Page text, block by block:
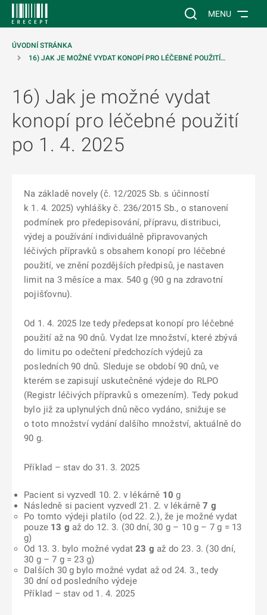
Vyhledávání na
MENU
ÚVODNÍ STRÁNKA
16) JAK JE MOŽNÉ VYDAT KONOPÍ PRO LÉČEBNÉ POUŽITÍ…
16) Jak je možné vydat
konopí pro léčebné použití
po 1. 4. 2025
Na základě novely (č. 12/2025 Sb. s účinností
k 1. 4. 2025) vyhlášky č. 236/2015 Sb., o stanovení
podmínek pro předepisování, přípravu, distribuci,
výdej a používání individuálně připravovaných
léčivých přípravků s obsahem konopí pro léčebné
použití, ve znění pozdějších předpisů, je nastaven
limit na 3 měsíce a max. 540 g (90 g na zdravotní
pojišťovnu).
Od 1. 4. 2025 lze tedy předepsat konopí pro léčebné
použití až na 90 dnů. Vydat lze množství, které zbývá
do limitu po odečtení předchozích výdejů za
posledních 90 dnů. Sleduje se období 90 dnů, ve
kterém se zapisují uskutečněné výdeje do RLPO
(Registr léčivých přípravků s omezením). Tedy pokud
bylo již za uplynulých dnů něco vydáno, snižuje se
o toto množství vydání dalšího množství, aktuálně do
90 g.
Příklad – stav do 31. 3. 2025
Pacient si vyzvedl 10. 2. v lékárně 10g
Následně si pacient vyzvedl 21. 2. v lékárně7 g
Po tomto výdeji platilo (od 22. 2.), že je možné vydat
pouze 13 g až do 12. 3. (30 dní, 30 g – 10 g – 7 g = 13
g)
Od 13. 3. bylo možné vydat23 g až do 23. 3. (30 dní,
30 g – 7 g = 23 g)
Dalších 30 g bylo možné vydat až od 24. 3., tedy
30 dní od posledního výdeje
Příklad – stav od 1. 4. 2025